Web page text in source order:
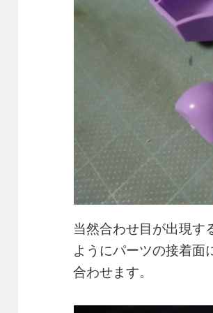
当然合わせ目が出現す
ようにパーツの接着面
合わせます。